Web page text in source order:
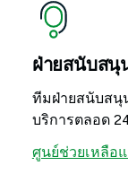
ฝ่ายสนับสนุ
ทีมฝ่ายสนับสนุ
บริการตลอด
ศูนย์ช่วยเหลือ